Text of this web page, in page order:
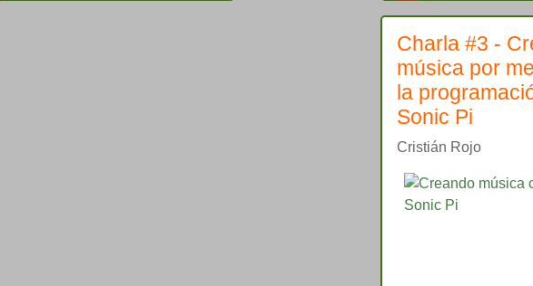
Charla #3 -
música por
la
Sonic Pi
Cristián Rojo